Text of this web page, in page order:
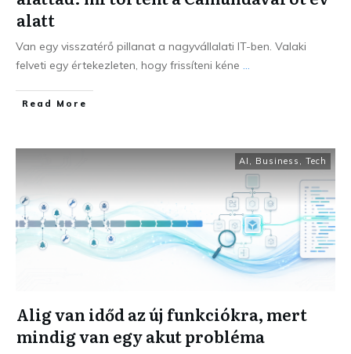
alatt
Van egy visszatérő pillanat a nagyvállalati IT-ben. Valaki
felveti egy értekezleten, hogy frissíteni kéne ...
Read More
AI Business Tech
Alig van időd az új funkciókra, mert
mindig van egy akut probléma